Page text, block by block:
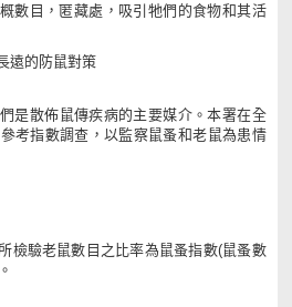
數目，匿藏處，吸引牠們的食物和其活
遠的防鼠對策
是散佈鼠傳疾病的主要媒介。本署在全
考指數調查，以監察鼠蚤和老鼠為患情
檢驗老鼠數目之比率為鼠蚤指數(鼠蚤數